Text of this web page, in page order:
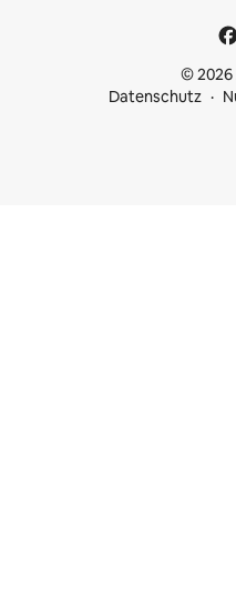
© 2026
Datenschutz